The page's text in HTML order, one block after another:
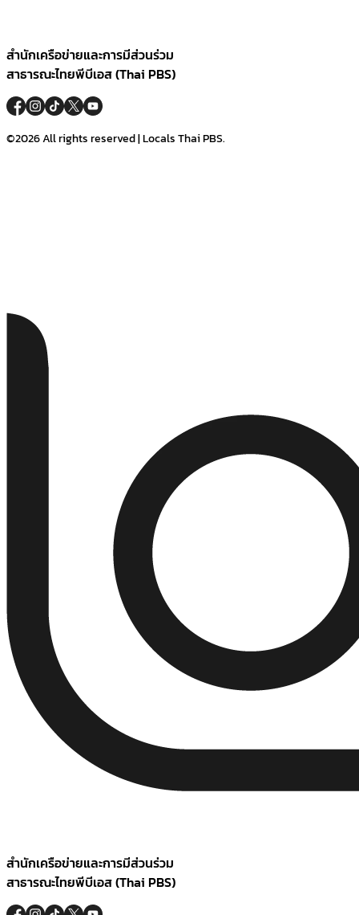
สำนักเครือข่ายและการมีส่วนร่วม
สาธารณะไทยพีบีเอส (Thai PBS)
©2026 All rights reserved | Locals Thai PBS.
สำนักเครือข่ายและการมีส่วนร่วม
สาธารณะไทยพีบีเอส (Thai PBS)